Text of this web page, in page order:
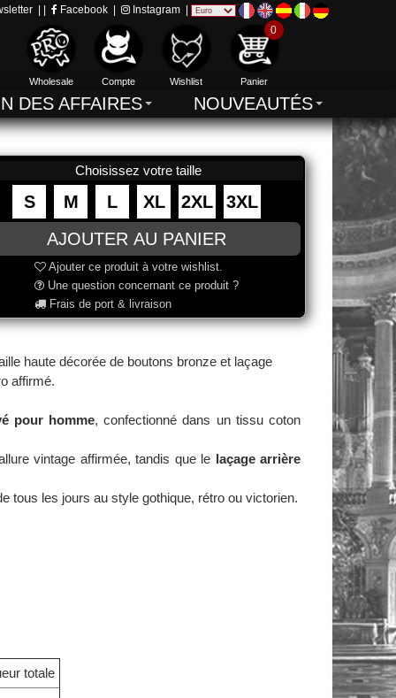
Facebook Instagram
Wholesale Compte Wishlist
0
Panier
DES AFFAIRES NOUVEAUTÉS
Choisissez votre taille
S M L XL 2XL 3XL
Ajouter ce produit à votre wishlist.
Une question concernant ce produit ?
Frais de port & livraison
haute décorée de boutons bronze et laçage
affirmé.
pour homme, confectionné dans un tissu coton
vintage affirmée, tandis que le laçage arrière
tous les jours au style gothique, rétro ou victorien.
totale